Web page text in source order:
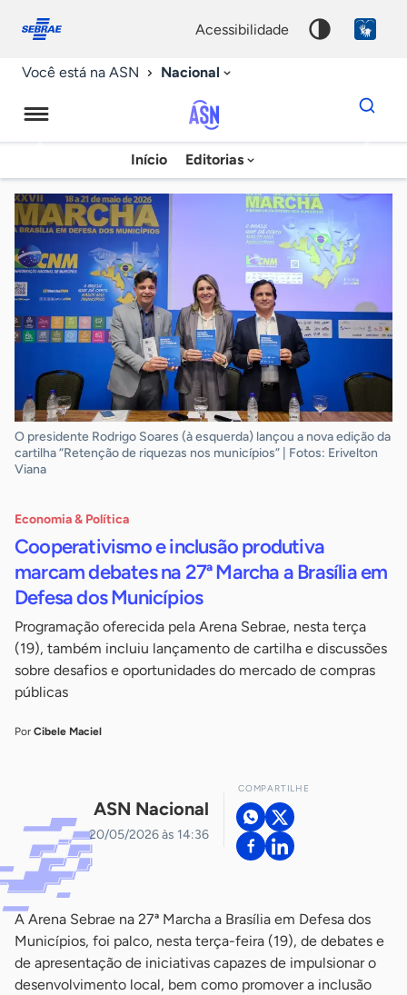
conosco
acessibilidade
Você está na ASN Nacional
Agência
Sebrae
Notícias
Início Editorias
Dados
para
chave
O presidente Rodrigo Soares (à esquerda) lançou a nova edição da
cartilha “Retenção de riquezas nos municípios” | Fotos: Erivelton
Viana
Economia & Política
Cooperativismo e inclusão produtiva
marcam debates na 27ª Marcha a Brasília em
Defesa dos Municípios
Programação oferecida pela Arena Sebrae, nesta terça
(19), também incluiu lançamento de cartilha e discussões
sobre desafios e oportunidades do mercado de compras
públicas
Por Cibele Maciel
ASN Nacional
20/05/2026 às 14:36
COMPARTILHE
A Arena Sebrae na 27ª Marcha a Brasília em Defesa dos
Municípios, foi palco, nesta terça-feira (19), de debates e
de apresentação de iniciativas capazes de impulsionar o
desenvolvimento local, bem como promover a inclusão